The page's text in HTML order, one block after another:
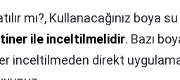
mı?, Kullanacağınız boya
ile inceltilmelidir. Bazı
inceltilmeden direkt